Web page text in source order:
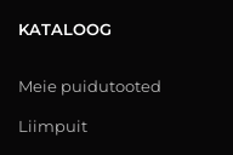
KATALOOG
Meie puidutooted
Liimpuit